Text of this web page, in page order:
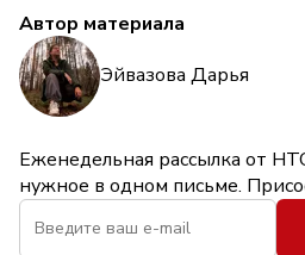
Автор материала
Эйвазова Дарья
Еженедельная рассылка от
нужное в одном письме.